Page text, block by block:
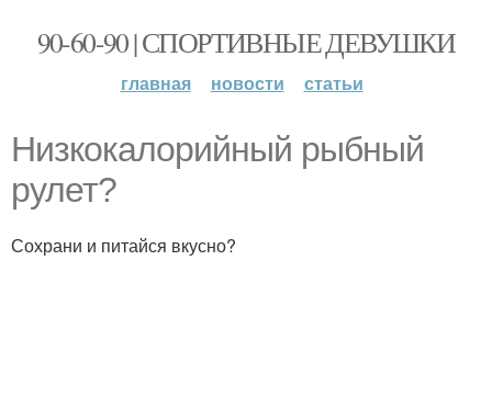
90-60-90 | СПОРТИВНЫЕ ДЕВУШКИ
главная новости статьи
Низкокалорийный рыбный
рулет?
Сохрани и питайся вкусно?